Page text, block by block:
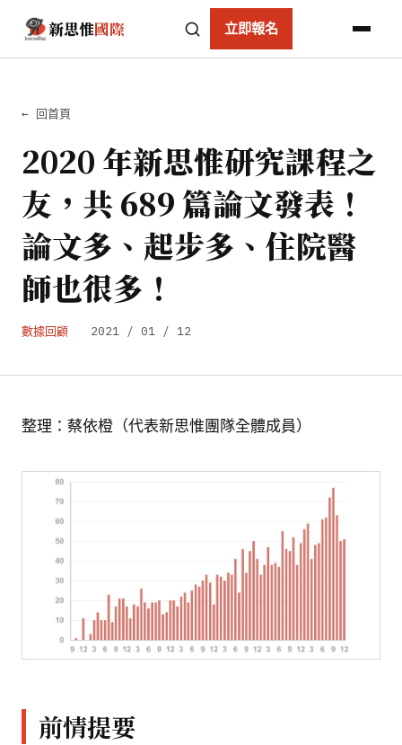
新思惟國際 立即報名
← 回首頁
2020 年新思惟研究課程之
友，共 689 篇論文發表！
論文多、起步多、住院醫
師也很多！
數據回顧 2021 / 01 / 12
整理：蔡依橙（代表新思惟團隊全體成員）
前情提要